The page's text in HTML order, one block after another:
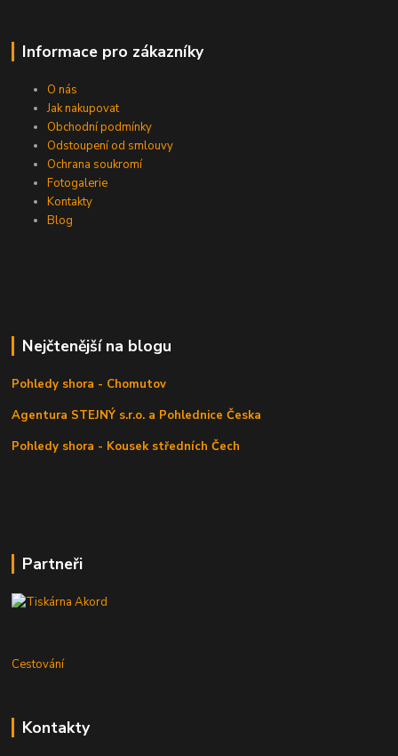
Informace pro zákazníky
O nás
Jak nakupovat
Obchodní podmínky
Odstoupení od smlouvy
Ochrana soukromí
Fotogalerie
Kontakty
Blog
Nejčtenější na blogu
Pohledy shora - Chomutov
Agentura STEJNÝ s.r.o. a Pohlednice Česka
Pohledy shora - Kousek středních Čech
Partneři
Cestování
Kontakty